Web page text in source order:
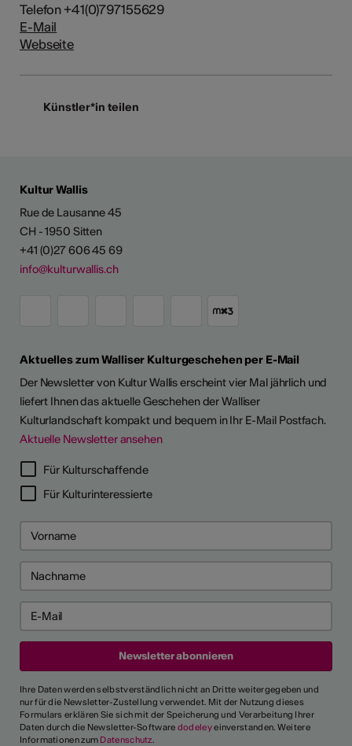
Telefon +41(0)797155629
E-Mail
Webseite
Künstler*in teilen
Kultur Wallis
Rue de Lausanne 45
CH - 1950 Sitten
+41 (0)27 606 45 69
info@kulturwallis.ch
Aktuelles zum Walliser Kulturgeschehen per E-Mail
Der Newsletter von Kultur Wallis erscheint vier Mal jährlich und
liefert Ihnen das aktuelle Geschehen der Walliser
Kulturlandschaft kompakt und bequem in Ihr E-Mail Postfach.
Aktuelle Newsletter ansehen
Für Kulturschaffende
Für Kulturinteressierte
Ihre Daten werden selbstverständlich nicht an Dritte weitergegeben und
nur für die Newsletter-Zustellung verwendet. Mit der Nutzung dieses
Formulars erklären Sie sich mit der Speicherung und Verarbeitung Ihrer
Daten durch die Newsletter-Software dodeleyeinverstanden. Weitere
Informationen zum Datenschutz.